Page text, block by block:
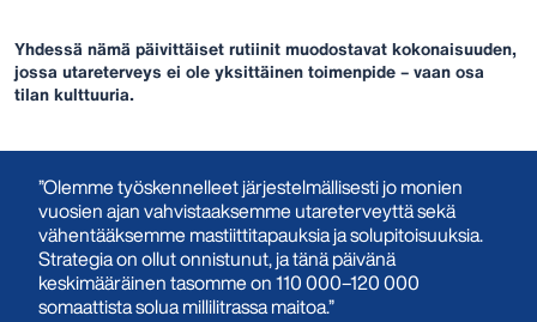
Yhdessä nämä päivittäiset rutiinit muodostavat kokonaisuuden,
jossa utareterveys ei ole yksittäinen toimenpide – vaan osa
tilan kulttuuria.
”Olemme työskennelleet järjestelmällisesti jo monien
vuosien ajan vahvistaaksemme utareterveyttä sekä
vähentääksemme mastiittitapauksia ja solupitoisuuksia.
Strategia on ollut onnistunut, ja tänä päivänä
keskimääräinen tasomme on 110 000–120 000
somaattista solua millilitrassa maitoa.”